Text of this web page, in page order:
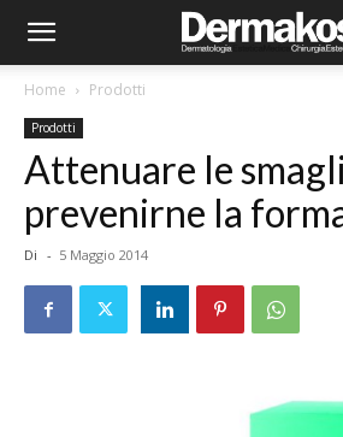
Home Prodotti
Prodotti
Attenuare le
prevenirne la
Di - 5 Maggio 2014